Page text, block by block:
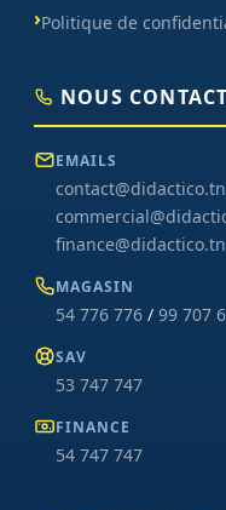
Politique de
NOUS
EMAILS
contact@didactico.tn
finance@didactico.tn
MAGASIN
54 776 776 / 99 707
SAV
53 747 747
FINANCE
54 747 747